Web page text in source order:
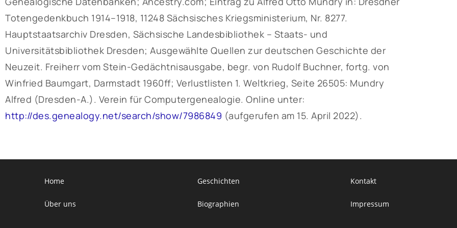
Totengedenkbuch 1914–1918, 11248 Sächsisches Kriegsministerium, Nr. 8277.
Hauptstaatsarchiv Dresden, Sächsische Landesbibliothek – Staats- und
Universitätsbibliothek Dresden; Ausgewählte Quellen zur deutschen Geschichte der
Neuzeit. Freiherr vom Stein-Gedächtnisausgabe, begr. von Rudolf Buchner, fortg. von
Winfried Baumgart, Darmstadt 1960ff; Verlustlisten 1. Weltkrieg, Seite 26505: Mundry
Alfred (Dresden-A.). Verein für Computergenealogie. Online unter:
http://des.genealogy.net/search/show/7986849 (aufgerufen am 15. April 2022).
Home
Über uns
Geschichten
Biographien
Kontakt
Impressum